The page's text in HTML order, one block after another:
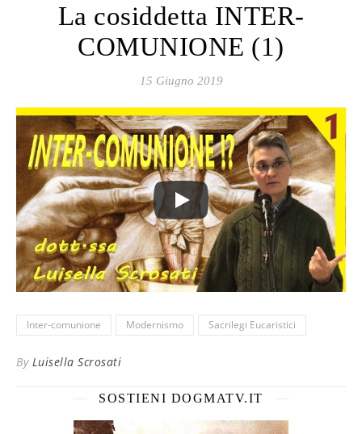
La cosiddetta INTER-
COMUNIONE (1)
15 Giugno 2019
Inter-comunione Modernismo Sacrilegi Eucaristici
By Luisella Scrosati
SOSTIENI DOGMATV.IT